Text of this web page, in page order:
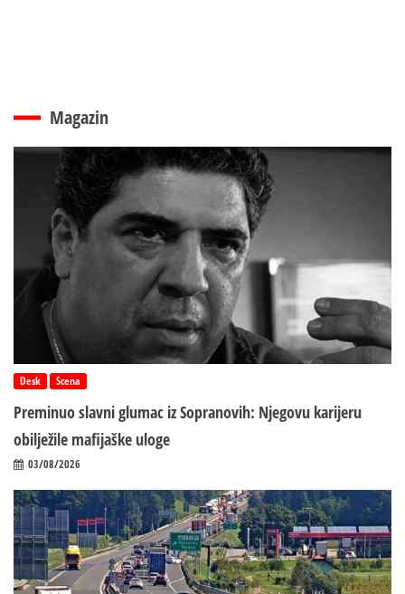
Magazin
Desk Scena
Preminuo slavni glumac iz Sopranovih: Njegovu karijeru
obilježile mafijaške uloge
03/08/2026